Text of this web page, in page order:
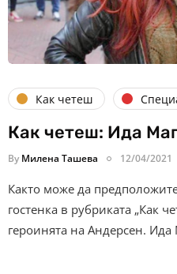
Как четеш
Как четеш: Ида
By Милена Ташева 12/04/2021
Както може да
гостенка в рубриката „Как
героинята на Андерсен.